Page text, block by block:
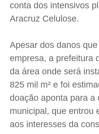
conta dos intensivos
Aracruz Celulose.
Apesar dos danos
empresa, a prefeitura
da área onde será
825 mil m² e foi
doação aponta para a
municipal, que entrou
aos interesses da